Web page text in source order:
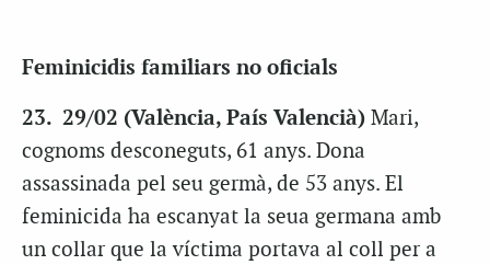
Feminicidis familiars no oficials
23. 29/02 (València, País Valencià) Mari,
cognoms desconeguts, 61 anys. Dona
assassinada pel seu germà, de 53 anys. El
feminicida ha escanyat la seua germana amb
un collar que la víctima portava al coll per a